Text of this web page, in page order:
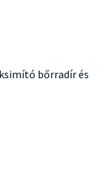
bőrradír és